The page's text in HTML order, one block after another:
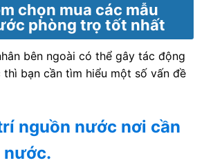
chọn mua các mẫu
phòng trọ tốt nhất
bên ngoài có thể gây tác động
bạn cần tìm hiểu một số vấn đề
nguồn nước nơi cần
nước.